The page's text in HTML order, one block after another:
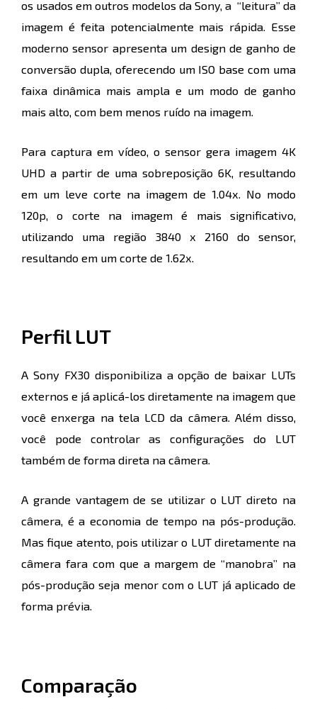
os usados em outros modelos da Sony, a “leitura” da
imagem é feita potencialmente mais rápida. Esse
moderno sensor apresenta um design de ganho de
conversão dupla, oferecendo um ISO base com uma
faixa dinâmica mais ampla e um modo de ganho
mais alto, com bem menos ruído na imagem.
Para captura em vídeo, o sensor gera imagem 4K
UHD a partir de uma sobreposição 6K, resultando
em um leve corte na imagem de 1.04x. No modo
120p, o corte na imagem é mais significativo,
utilizando uma região 3840 x 2160 do sensor,
resultando em um corte de 1.62x.
Perfil LUT
A Sony FX30 disponibiliza a opção de baixar LUTs
externos e já aplicá-los diretamente na imagem que
você enxerga na tela LCD da câmera. Além disso,
você pode controlar as configurações do LUT
também de forma direta na câmera.
A grande vantagem de se utilizar o LUT direto na
câmera, é a economia de tempo na pós-produção.
Mas fique atento, pois utilizar o LUT diretamente na
câmera fara com que a margem de “manobra” na
pós-produção seja menor com o LUT já aplicado de
forma prévia.
Comparação